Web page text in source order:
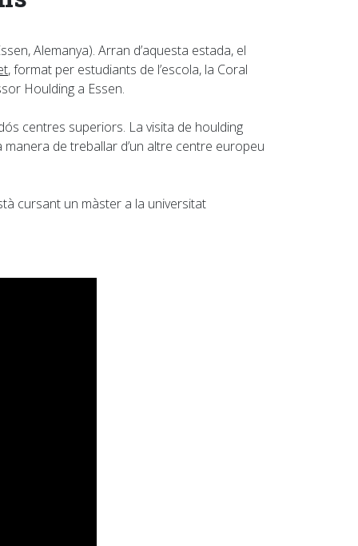
Alemanya). Arran d’aquesta estada, el
, format per estudiants de l’escola, la Coral
Houlding a Essen.
centres superiors. La visita de houlding
de treballar d’un altre centre europeu
cursant un màster a la universitat